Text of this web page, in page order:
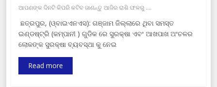
ଆପଣଙ୍କ ଦିନଟି କିପରି କଟିବ ଜାଣନ୍ତୁ ଆଜିର ରାଶି ଫଳରୁ ....
ଛତ୍ରପୁର, (ଓ୍ବାଇଏନଏସ): ଗଞ୍ଜାମ ଜିଲ୍ଲାରେ ଥିବା ସମସ୍ତ
ଇଣ୍ଡଷ୍ଟ୍ରି (କମ୍ପାନୀ ) ଗୁଡିକ ରେ ସୁରକ୍ଷା ଏବଂ ଆଖପାଖ ଅଂଚଳର
ଲୋକଙ୍କ ସୁରକ୍ଷା ବ୍ୟବସ୍ଥା କୁ ନେଇ
Read more